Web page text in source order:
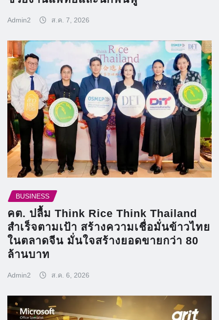
Admin2 ส.ค. 7, 2026
BUSINESS
คต. ปลื้ม Think Rice Think Thailand
สำเร็จตามเป้า สร้างความเชื่อมั่นข้าวไทย
ในตลาดจีน มั่นใจสร้างยอดขายกว่า 80
ล้านบาท
Admin2 ส.ค. 6, 2026